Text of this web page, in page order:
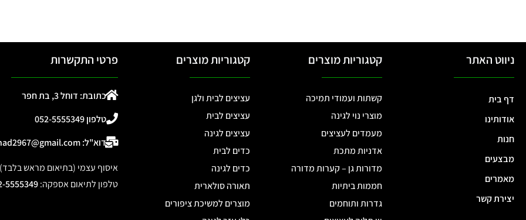
ניווט האתר
דף בית
אודותינו
חנות
מבצעים
מאמרים
יצירת קשר
קטגוריות מוצרים
קשתות ועמודי תמיכה
מוצרי נוי לגינה
מעמדים לעציצים
אדניות מתכת
מדורות גן – קערות מדורה
חממות ביתיות
גדרות ותוחמים
קטגוריות מוצרים
עציצים לבית ולגן
עציצים לבית
עציצים לגינה
כדים לבית
כדים לגינה
תאורה סולארית
מוצרים למשיכת ציפורים
פרטי התקשרות
כתובת: דוחל 3, בת חפר
טלפון 052-5555349
דוא"ל: ohad2967@gmail.com
איסוף עצמי (בתיאום מראש בלבד): דוחל
טלפון לתיאום אספקה:
5555349